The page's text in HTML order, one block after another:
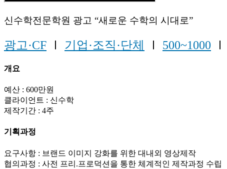
신수학전문학원 광고 “새로운 수학의 시대로”
광고·CF Ⅰ 기업·조직·단체 Ⅰ 500~1000 Ⅰ
개요
예산 : 600만원
클라이언트 : 신수학
제작기간 : 4주
기획과정
요구사항 : 브랜드 이미지 강화를 위한 대내외 영상제작
협의과정 : 사전 프리.프로덕션을 통한 체계적인 제작과정 수립